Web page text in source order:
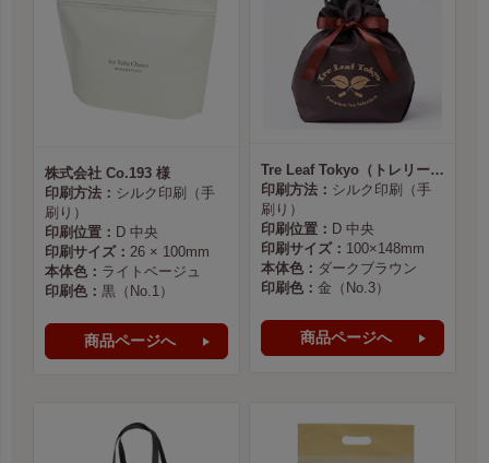
株式会社 Co.193 様
印刷方法： シルク印刷（手
刷り）
印刷位置： D 中央
印刷サイズ： 26 × 100mm
本体色： ライトベージュ
印刷色： 黒（No.1）
商品ページへ
Tre Leaf Tokyo（トレリーフ東京） 様
印刷方法： シルク印刷（手
刷り）
印刷位置： D 中央
印刷サイズ： 100×148mm
本体色： ダークブラウン
印刷色： 金（No.3）
商品ページへ